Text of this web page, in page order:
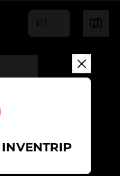
PT